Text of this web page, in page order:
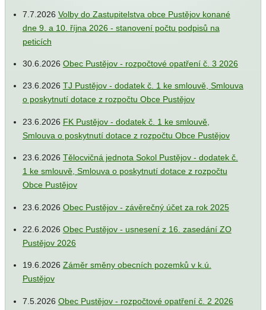
7.7.2026 Volby do Zastupitelstva obce Pustějov konané
dne 9. a 10. října 2026 - stanovení počtu podpisů na
peticích
30.6.2026 Obec Pustějov - rozpočtové opatření č. 3 2026
23.6.2026 TJ Pustějov - dodatek č. 1 ke smlouvě, Smlouva
o poskytnutí dotace z rozpočtu Obce Pustějov
23.6.2026 FK Pustějov - dodatek č. 1 ke smlouvě,
Smlouva o poskytnutí dotace z rozpočtu Obce Pustějov
23.6.2026 Tělocvičná jednota Sokol Pustějov - dodatek č.
1 ke smlouvě, Smlouva o poskytnutí dotace z rozpočtu
Obce Pustějov
23.6.2026 Obec Pustějov - závěrečný účet za rok 2025
22.6.2026 Obec Pustějov - usnesení z 16. zasedání ZO
Pustějov 2026
19.6.2026 Záměr směny obecních pozemků v k.ú.
Pustějov
7.5.2026 Obec Pustějov - rozpočtové opatření č. 2 2026